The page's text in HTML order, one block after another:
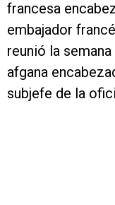
francesa
embajador
reunió la
afgana
subjefe de la